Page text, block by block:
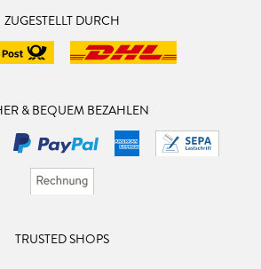
ZUGESTELLT DURCH
& BEQUEM BEZAHLEN
TRUSTED SHOPS